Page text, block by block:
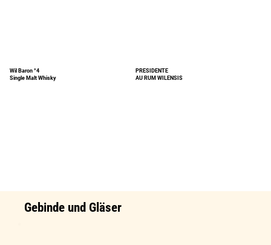
Wil Baron °4
Single Malt Whisky
PRESIDENTE
AU RUM WILENSIS
Gebinde und Gläser